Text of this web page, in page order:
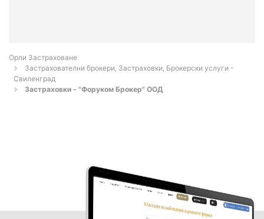
Орли Застраховане
Застрахователни брокери, Застраховки, Брокерски услуги -
Свиленград
Застраховки - "Форуком Брокер" ООД